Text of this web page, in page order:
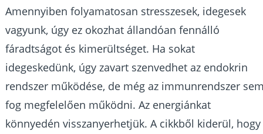
Amennyiben folyamatosan stresszesek, idegesek
vagyunk, úgy ez okozhat állandóan fennálló
fáradtságot és kimerültséget. Ha sokat
idegeskedünk, úgy zavart szenvedhet az endokrin
rendszer működése, de még az immunrendszer
fog megfelelően működni. Az energiánkat
könnyedén visszanyerhetjük. A cikkből kiderül, hogy